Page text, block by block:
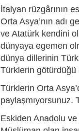
İtalyan rüzgârının
Orta Asya’nın adı
ve Atatürk kendini
dünyaya egemen
dünya dillerinin
Türklerin götürdüğü
Türklerin Orta
paylaşmıyorsunuz.
Eskiden Anadolu